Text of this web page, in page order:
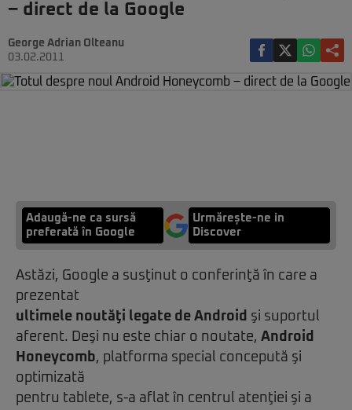
– direct de la Google
George Adrian Olteanu
03.02.2011
Adaugă-ne ca sursă
preferată în Google
Urmărește-ne in
Discover
Astăzi, Google a susţinut o conferinţă în care a
prezentat
ultimele noutăţi legate de Android şi suportul
aferent. Deşi nu este chiar o noutate, Android
Honeycomb, platforma special concepută şi
optimizată
pentru tablete, s-a aflat în centrul atenţiei şi a